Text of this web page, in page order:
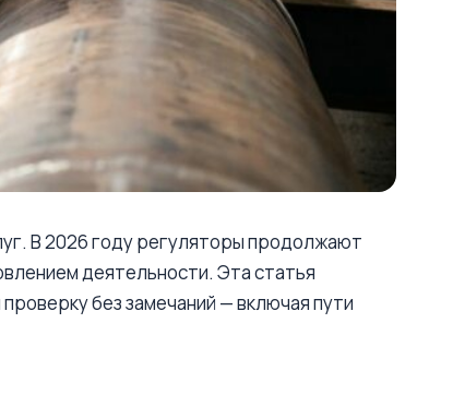
В 2026 году регуляторы продолжают
деятельности. Эта статья
без замечаний — включая пути